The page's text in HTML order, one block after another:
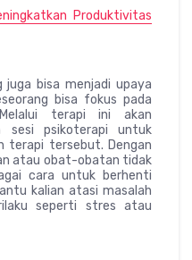
Produktivitas
juga bisa menjadi upaya
bisa fokus pada
terapi ini akan
sesi psikoterapi untuk
terapi tersebut. Dengan
atau obat-obatan tidak
cara untuk berhenti
kalian atasi masalah
seperti stres atau